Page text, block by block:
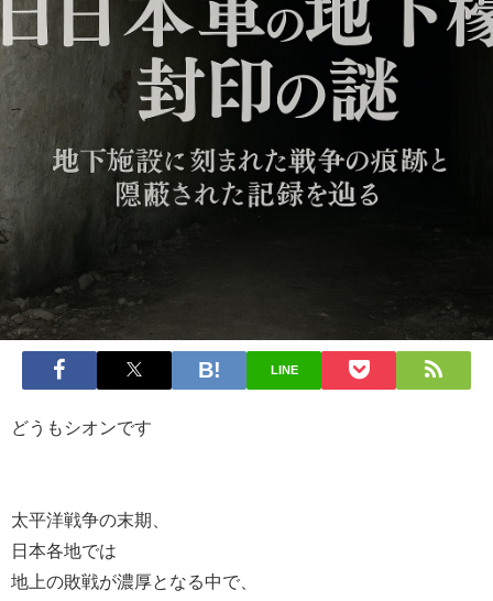
LINE
どうもシオンです
太平洋戦争の末期、
日本各地では
地上の敗戦が濃厚となる中で、